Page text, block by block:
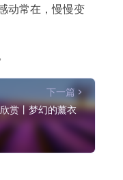
动常在，慢慢变
下一篇
赏丨梦幻的薰衣